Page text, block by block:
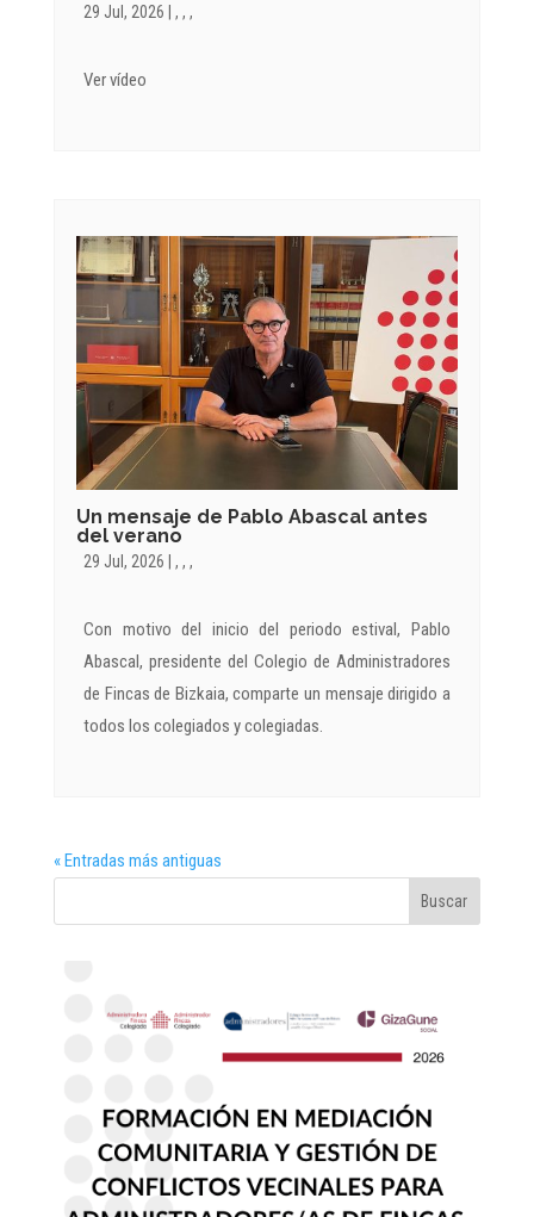
29 Jul, 2026 |,,,
Ver vídeo
Un mensaje de Pablo Abascal antes
del verano
29 Jul, 2026 |,,,
Con motivo del inicio del periodo estival, Pablo
Abascal, presidente del Colegio de Administradores
de Fincas de Bizkaia, comparte un mensaje dirigido a
todos los colegiados y colegiadas.
« Entradas más antiguas